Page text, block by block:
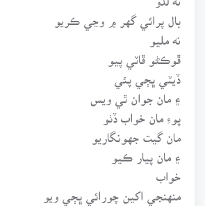
بال پرائي گهر ۾ وڃي ڪريو
نه مليو
ڦوڪڻو ڦاٽي پيو
ڏيٽي ڀڄي پئي
۽ مان جوان ٿي ويس
پوءِ مان خواب ڏٺو
مان گيت جهونگاريو
۽ مان پيار ڪيو
خواب
منهنجي اکين چورائي ڀڄي ويو